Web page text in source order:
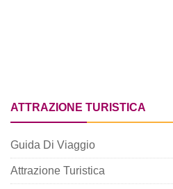
ATTRAZIONE TURISTICA
Guida Di Viaggio
Attrazione Turistica